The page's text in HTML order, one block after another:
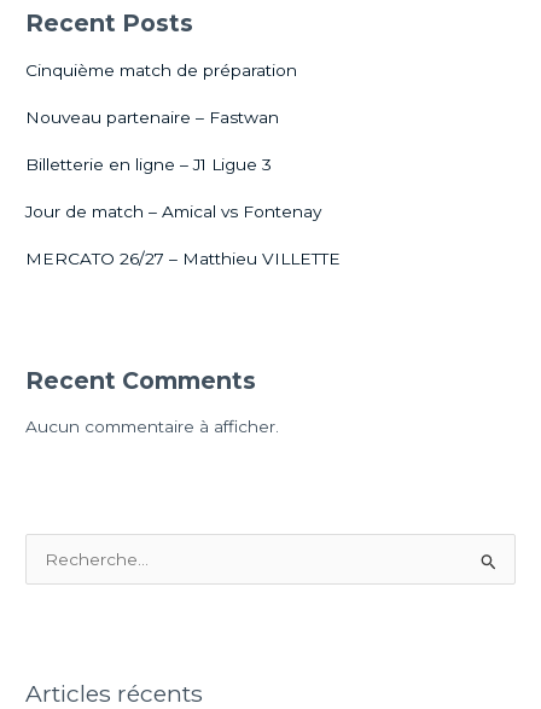
Recent Posts
Cinquième match de préparation
Nouveau partenaire – Fastwan
Billetterie en ligne – J1 Ligue 3
Jour de match – Amical vs Fontenay
MERCATO 26/27 – Matthieu VILLETTE
Recent Comments
Aucun commentaire à afficher.
e
Articles récents